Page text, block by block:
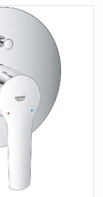
dans la livraison